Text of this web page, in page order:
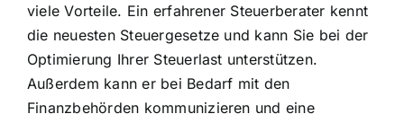
viele Vorteile. Ein erfahrener Steuerberater kennt
die neuesten Steuergesetze und kann Sie bei der
Optimierung Ihrer Steuerlast unterstützen.
Außerdem kann er bei Bedarf mit den
Finanzbehörden kommunizieren und eine